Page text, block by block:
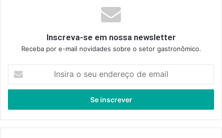
Inscreva-se em nossa newsletter
Receba por e-mail novidades sobre o setor gastronômico.
seu
de
email